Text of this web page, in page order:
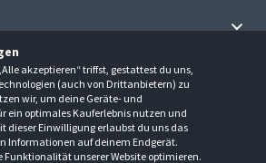
akzeptieren“ triffst, gestattest du uns,
(auch von Drittanbietern) zu
wir, um deine Geräte- und
ein optimales Kauferlebnis nutzen und
dieser Einwilligung erlaubst du uns das
Informationen auf deinem Endgerät.
Funktionalität unserer Website optimieren.
(FAQ)